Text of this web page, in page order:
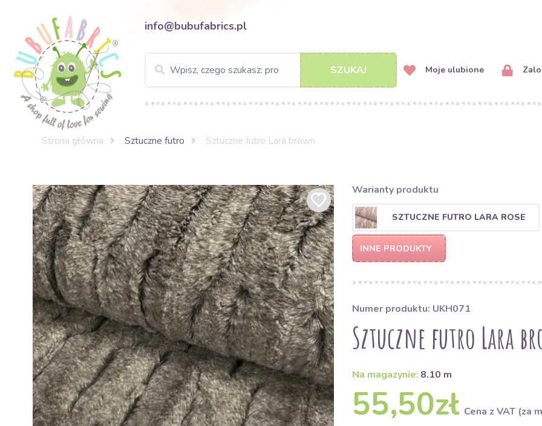
info@bubufabrics.pl
SZUKAJ Moje ulubione
Strona główna Sztuczne futro Sztuczne futro Lara brown
Warianty produktu
SZTUCZNE FUTRO LARA ROSE
INNE PRODUKTY
Numer produktu: UKH071
Sztuczne futro Lara
Na magazynie: 8.10 m
55,50zł Cena z VAT (za